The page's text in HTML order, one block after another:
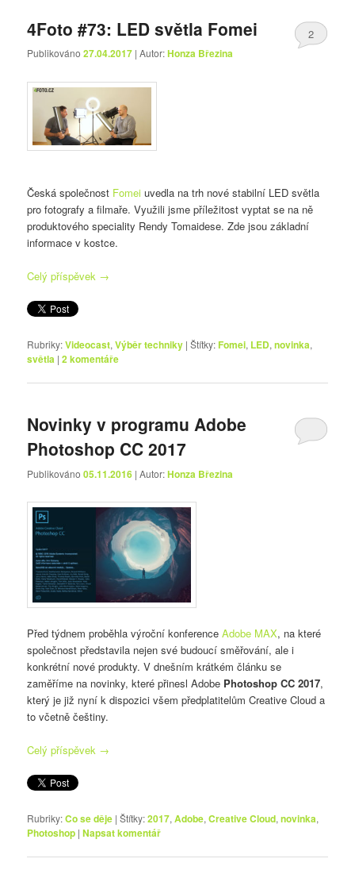
4Foto #73: LED světla Fomei
Publikováno27.04.2017 | Autor:Honza Březina
2
Česká společnost Fomei uvedla na trh nové stabilní LED světla
pro fotografy a filmaře. Využili jsme příležitost vyptat se na ně
produktového speciality Rendy Tomaidese. Zde jsou základní
informace v kostce.
Celý příspěvek →
Rubriky:Videocast,Výběr techniky |Štítky:Fomei, LED,novinka,
světla |2komentáře
Novinky v programu Adobe
Photoshop CC 2017
Publikováno05.11.2016 | Autor:Honza Březina
Před týdnem proběhla výroční konferenceAdobe MAX, na které
společnost představila nejen své budoucí směřování, ale i
konkrétní nové produkty. V dnešním krátkém článku se
zaměříme na novinky, které přinesl Adobe Photoshop CC 2017,
který je již nyní k dispozici všem předplatitelům Creative Cloud a
to včetně češtiny.
Celý příspěvek →
Rubriky:Co se děje |Štítky:2017,Adobe,Creative Cloud,novinka,
Photoshop |Napsat komentář